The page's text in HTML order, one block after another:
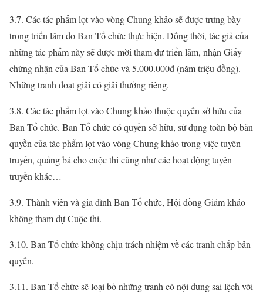
3.7. Các tác phẩm lọt vào vòng Chung khảo sẽ được trưng bày
trong triển lãm do Ban Tổ chức thực hiện. Đồng thời, tác giả của
những tác phẩm này sẽ được mời tham dự triển lãm, nhận Giấy
chứng nhận của Ban Tổ chức và 5.000.000đ (năm triệu đồng).
Những tranh đoạt giải có giải thưởng riêng.
3.8. Các tác phẩm lọt vào Chung khảo thuộc quyền sở hữu của
Ban Tổ chức. Ban Tổ chức có quyền sở hữu, sử dụng toàn bộ bản
quyền của tác phẩm lọt vào vòng Chung khảo trong việc tuyên
truyền, quảng bá cho cuộc thi cũng như các hoạt động tuyên
truyền khác…
3.9. Thành viên và gia đình Ban Tổ chức, Hội đồng Giám khảo
không tham dự Cuộc thi.
3.10. Ban Tổ chức không chịu trách nhiệm về các tranh chấp bản
quyền.
3.11. Ban Tổ chức sẽ loại bỏ những tranh có nội dung sai lệch với